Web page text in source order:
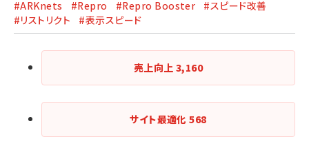
#ARKnets #Repro #Repro Booster
#スピード改善
#リストリクト
#表示スピード
売上向上 3,160
サイト最適化568